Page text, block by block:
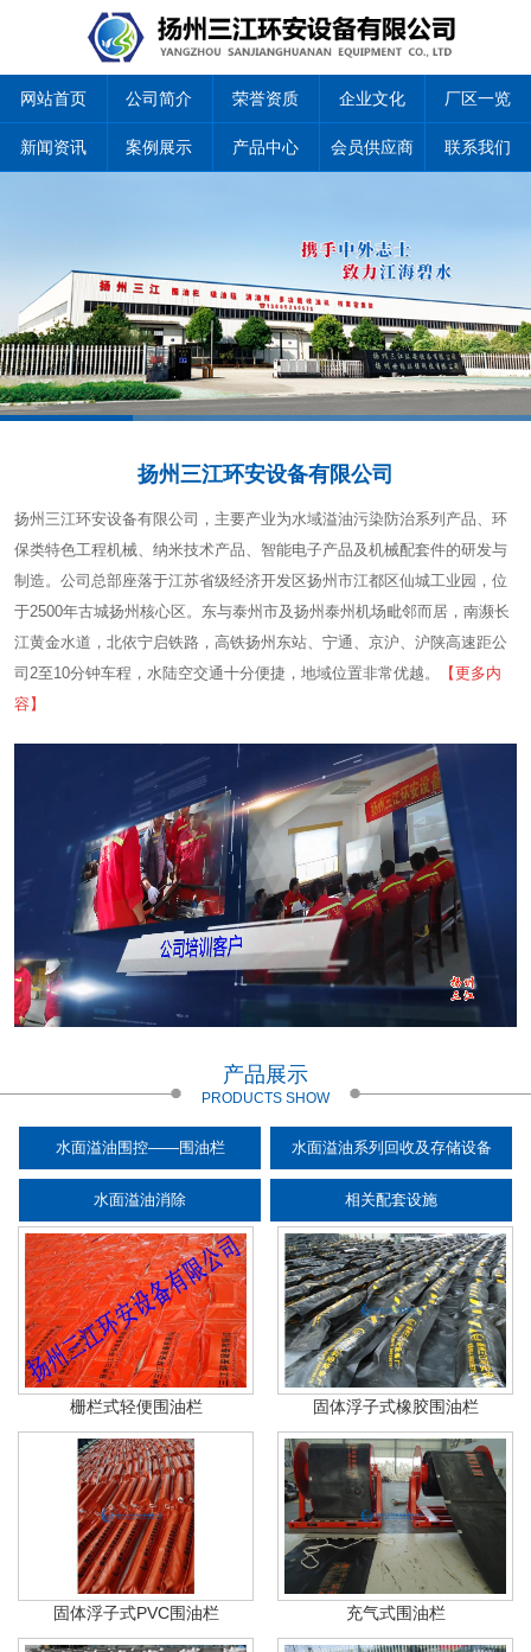
网站首页 公司简介 荣誉资质 企业文化 厂区一览
新闻资讯 案例展示 产品中心 会员供应商 联系我们
1 2 3 4
扬州三江环安设备有限公司
扬州三江环安设备有限公司，主要产业为水域溢油污染防治系列产品、环
保类特色工程机械、纳米技术产品、智能电子产品及机械配套件的研发与
制造。公司总部座落于江苏省级经济开发区扬州市江都区仙城工业园，位
于2500年古城扬州核心区。东与泰州市及扬州泰州机场毗邻而居，南濒长
江黄金水道，北依宁启铁路，高铁扬州东站、宁通、京沪、沪陕高速距公
司2至10分钟车程，水陆空交通十分便捷，地域位置非常优越。
【更多内
容】
产品展示
PRODUCTS SHOW
水面溢油围控——围油栏 水面溢油系列回收及存储设备
水面溢油消除 相关配套设施
栅栏式轻便围油栏 固体浮子式橡胶围油栏
固体浮子式PVC围油栏 充气式围油栏